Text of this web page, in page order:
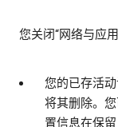
您关闭“网络与应
您的已存活
将其删除。
置信息在保